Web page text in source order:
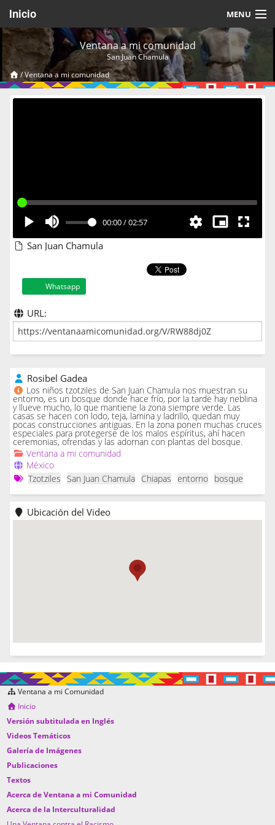
Inicio MENU
Acerca de
Videos Temáticos
Cerrar Sesión
Ventana a mi comunidad
San Juan Chamula
/Ventana a mi comunidad
00:00/02:57
San Juan Chamula
Whatsapp
URL:
Rosibel Gadea
Los niños tzotziles de San Juan Chamula nos muestran su
entorno, es un bosque donde hace frío, por la tarde hay neblina
y llueve mucho, lo que mantiene la zona siempre verde. Las
casas se hacen con lodo, teja, lamina y ladrillo, quedan muy
pocas construcciones antiguas. En la zona ponen muchas cruces
especiales para protegerse de los malos espíritus, ahí hacen
ceremonias, ofrendas y las adornan con plantas del bosque.
Ventana a mi comunidad
México
Tzotziles
San Juan Chamula Chiapas entorno bosque
Ubicación del Video
Ventana a mi Comunidad
Inicio
Versión subtitulada en Inglés
Videos Temáticos
Galería de Imágenes
Publicaciones
Textos
Acerca de Ventana a mi Comunidad
Acerca de la Interculturalidad